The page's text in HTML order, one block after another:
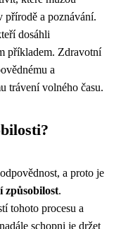
přírodě a poznávání.
dosáhli
příkladem. Zdravotní
a
trávení volného času.
a proto je
způsobilost.
tohoto procesu a
schopni je držet